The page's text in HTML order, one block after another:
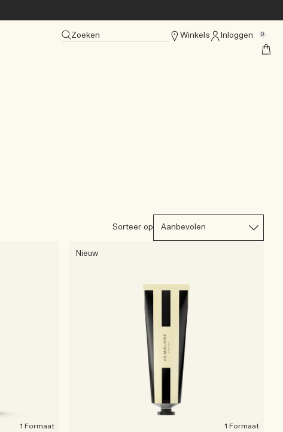
Zoeken Winkels Inloggen 0
Sorteer op
1 Formaat
Nieuw
1 Formaat